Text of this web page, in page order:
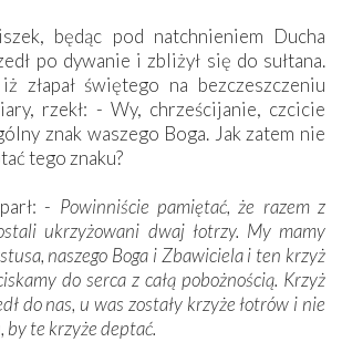
będąc pod natchnieniem Ducha
po dywanie i zbliżył się do sułtana.
złapał świętego na bezczeszczeniu
rzekł: - Wy, chrześcijanie, czcicie
znak waszego Boga. Jak zatem nie
tego znaku?
- Powinniście pamiętać, że razem z
ukrzyżowani dwaj łotrzy. My mamy
naszego Boga i Zbawiciela i ten krzyż
do serca z całą pobożnością. Krzyż
do nas, u was zostały krzyże łotrów i nie
by te krzyże deptać.